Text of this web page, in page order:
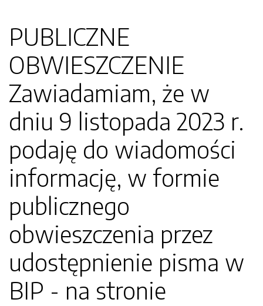
PUBLICZNE
OBWIESZCZENIE
Zawiadamiam, że w
dniu 9 listopada 2023 r.
podaję do wiadomości
informację, w formie
publicznego
obwieszczenia przez
udostępnienie pisma w
BIP - na stronie